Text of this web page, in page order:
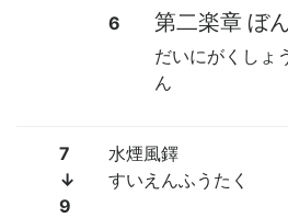
6 第二楽章 ぼ
だいにがくし
ん
7
↓
9
水煙風鐸
すいえんふうたく